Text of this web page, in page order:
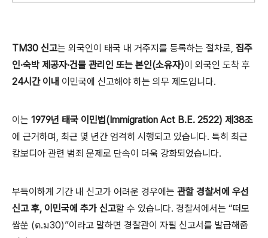
TM30 신고는 외국인이 태국 내 거주지를 등록하는 절차로, 집주
인·숙박 제공자·건물 관리인 또는 본인(소유자)이 외국인 도착 후
24시간 이내 이민국에 신고해야 하는 의무 제도입니다.
이는 1979년 태국 이민법(Immigration Act B.E. 2522) 제38조
에 근거하며, 최근 몇 년간 엄격히 시행되고 있습니다. 특히 최근
캄보디아 관련 범죄 문제로 단속이 더욱 강화되었습니다.
부득이하게 기간 내 신고가 어려운 경우에는 관할 경찰서에 우선
신고 후, 이민국에 추가 신고할 수 있습니다. 경찰서에서는 “떠모
쌈쑨 (ต.ม30)”이라고 말하면 경찰관이 자필 신고서를 발급해줍